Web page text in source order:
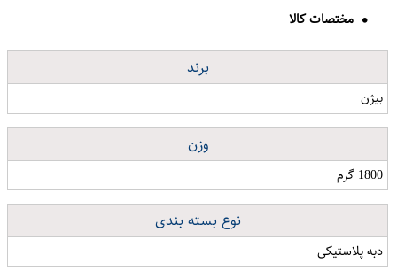
مختصات کالا
برند
بیژن
وزن
1800 گرم
نوع بسته بندی
دبه پلاستیکی